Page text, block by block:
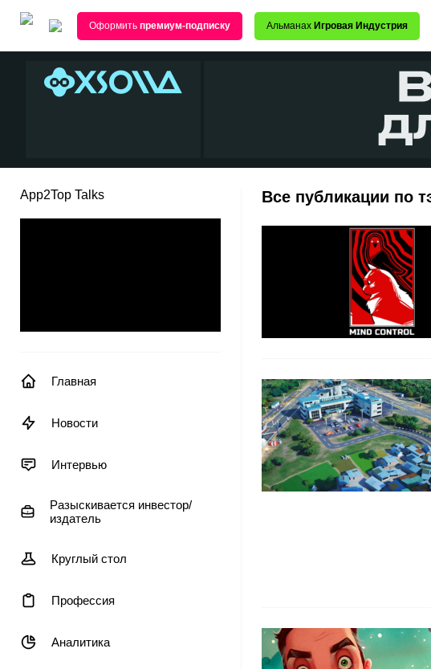
Оформить премиум-подписку Альманах Игровая Индустрия
App2Top Talks
Главная
Новости
Интервью
Разыскивается инвестор/
издатель
Круглый стол
Профессия
Аналитика
Все публикации по